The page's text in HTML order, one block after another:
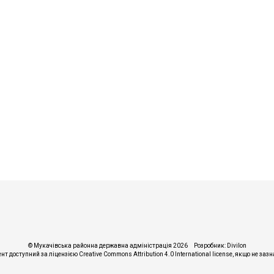
© Мукачівська районна державна адміністрація 2026 Розробник: Divilon
доступний за ліцензією Creative Commons Attribution 4.0 International license, якщо не